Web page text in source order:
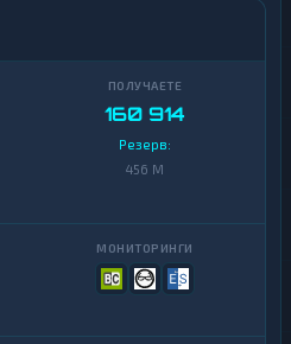
160 914
Резерв:
456 M